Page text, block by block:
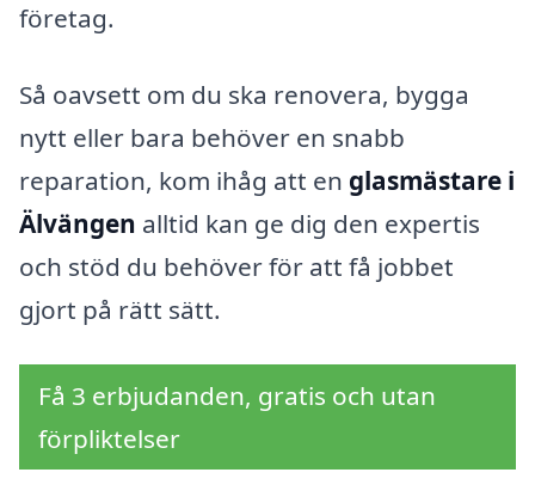
företag.
Så oavsett om du ska renovera, bygga
nytt eller bara behöver en snabb
reparation, kom ihåg att en glasmästare i
Älvängen alltid kan ge dig den expertis
och stöd du behöver för att få jobbet
gjort på rätt sätt.
Få 3 erbjudanden, gratis och utan
förpliktelser